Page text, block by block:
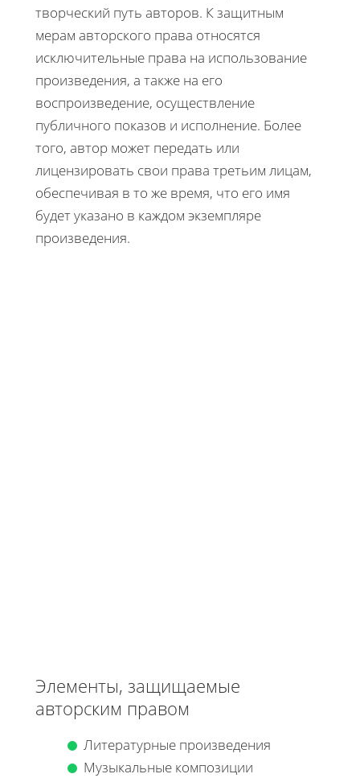
творческий путь авторов. К защитным
мерам авторского права относятся
исключительные права на использование
произведения, а также на его
воспроизведение, осуществление
публичного показов и исполнение. Более
того, автор может передать или
лицензировать свои права третьим лицам,
обеспечивая в то же время, что его имя
будет указано в каждом экземпляре
произведения.
Элементы, защищаемые
авторским правом
Литературные произведения
Музыкальные композиции